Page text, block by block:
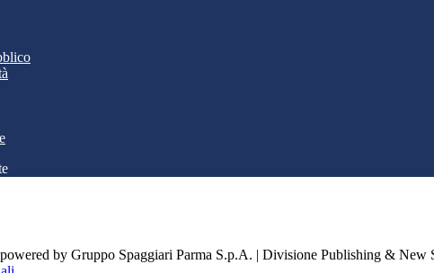
by Gruppo Spaggiari Parma S.p.A. | Divisione Publishing & New